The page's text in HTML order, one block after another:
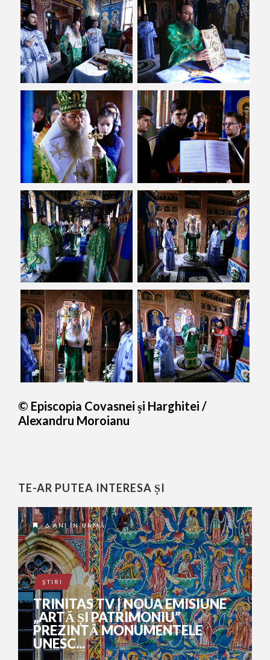
© Episcopia Covasnei și Harghitei /
Alexandru Moroianu
TE-AR PUTEA INTERESA ȘI
6 ANI ÎN URMĂ
ŞTIRI
TRINITAS TV | NOUA EMISIUNE
„ARTĂ ȘI PATRIMONIU”
PREZINTĂ MONUMENTELE
UNESC...